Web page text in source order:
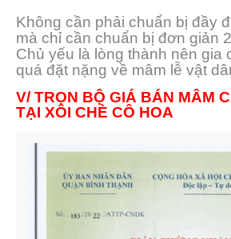
Không cần phải chuẩn bị đầy
mà chỉ cần chuẩn bị đơn giản
Chủ yếu là lòng thành nên gia
quá đặt nặng về mâm lễ vật
V/ TRỌN BỘ GIÁ BÁN MÂM
TẠI XÔI CHÈ CÔ HOA